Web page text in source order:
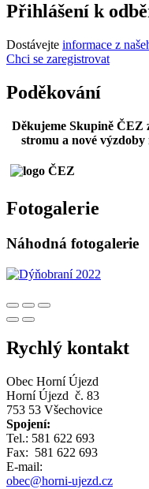
Přihlášení k
Dostávejte informace z
Chci se zaregistrovat
Poděkování
Děkujeme Skupině ČEZ
stromu a nové
Fotogalerie
Náhodná fotogalerie
Rychlý kontakt
Obec Horní Újezd
Horní Újezd č. 83
753 53 Všechovice
Spojení:
Tel.: 581 622 693
Fax: 581 622 693
E-mail:
obec@horni-ujezd.cz